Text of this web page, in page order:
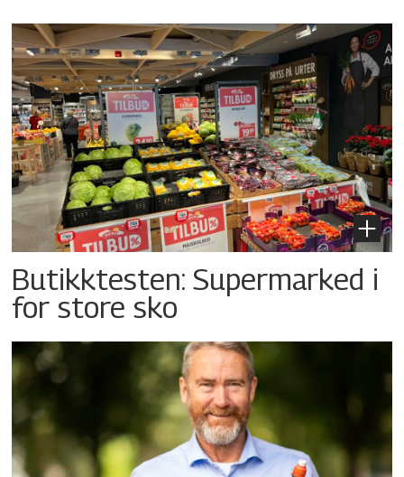
Butikktesten: Supermarked i
for store sko